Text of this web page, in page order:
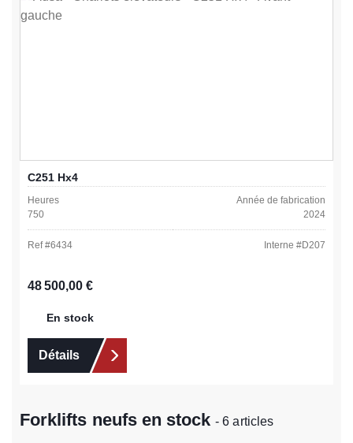
C251 Hx4
Heures
750
Année de fabrication
2024
Ref #6434 Interne #D207
Prix régulier :
48 500,00 €
En stock
Détails
Forklifts neufs en stock- 6 articles